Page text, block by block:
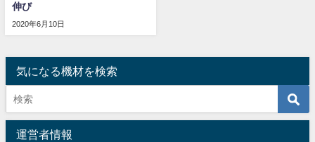
伸び
2020年6月10日
気になる機材を検索
運営者情報